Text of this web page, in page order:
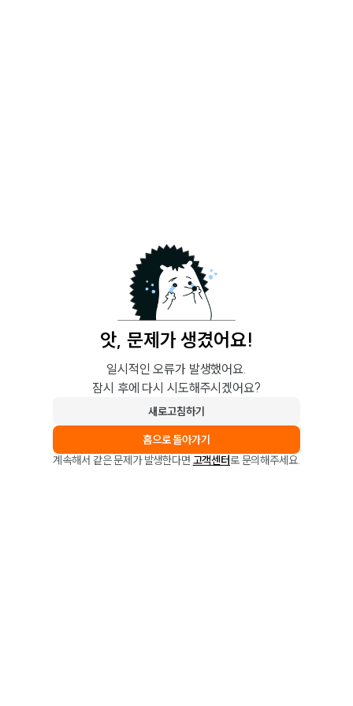
앗, 문제가 생겼어요!
일시적인 오류가 발생했어요.
잠시 후에 다시 시도해주시겠어요?
새로고침하기
홈으로 돌아가기
계속해서 같은 문제가 발생한다면 고객센터로 문의해주세요.